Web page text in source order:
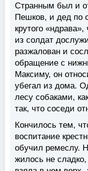
Странным был и
Пешков, и дед по
крутого
из солдат
разжалован и
обращение с
Максиму, он
убегал из дома.
лесу собаками,
так, что соседи
Кончилось тем,
воспитание
обучил ремеслу.
жилось не